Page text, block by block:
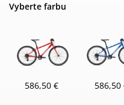
Vyberte farbu
586,50 € 586,50